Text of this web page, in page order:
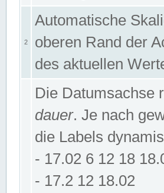
2
Automatische
oberen Rand der
des aktuellen
Die Datumsachse
dauer. Je nach
die Labels
- 17.02 6 12 18
- 17.2 12 18.02